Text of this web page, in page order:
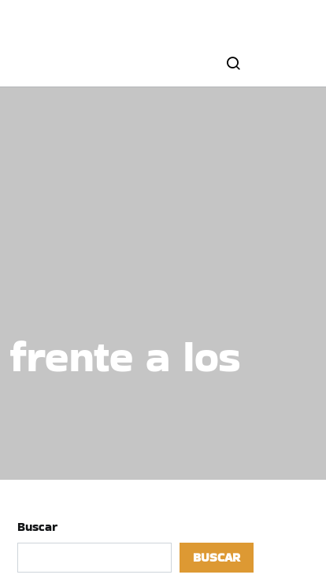
a los
Buscar
BUSCAR